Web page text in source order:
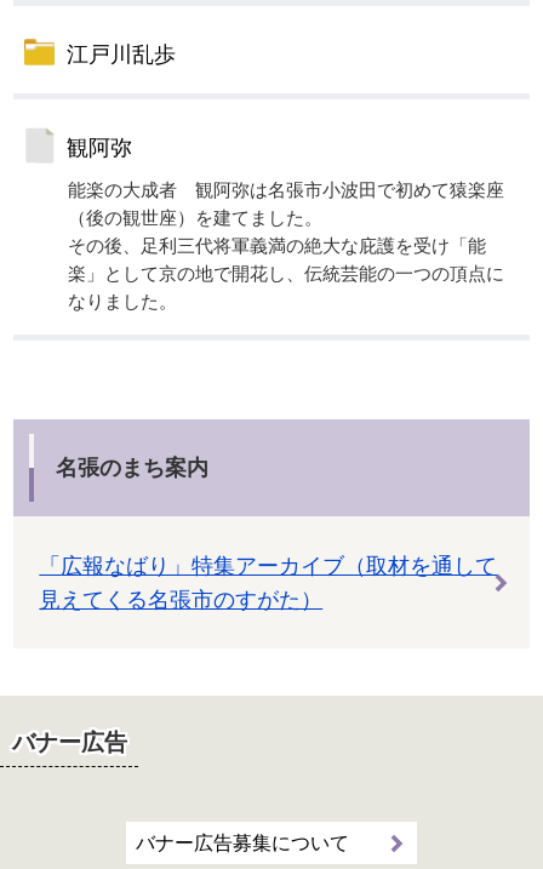
江戸川乱歩
観阿弥
能楽の大成者 観阿弥は名張市小波田で初めて猿楽座
（後の観世座）を建てました。
その後、足利三代将軍義満の絶大な庇護を受け「能
楽」として京の地で開花し、伝統芸能の一つの頂点に
なりました。
名張のまち案内
「広報なばり」特集アーカイブ（取材を通して
見えてくる名張市のすがた）
バナー広告
バナー広告募集について